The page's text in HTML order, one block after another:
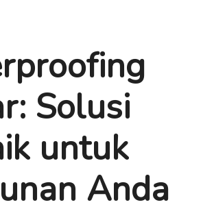
Solusi
untuk
Anda